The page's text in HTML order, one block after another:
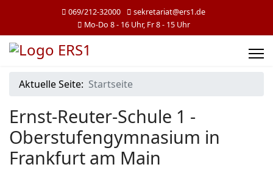
069/212-32000
sekretariat@ers1.de
Mo-Do 8 - 16 Uhr, Fr 8 - 15 Uhr
Aktuelle Seite: Startseite
Ernst-Reuter-Schule 1 -
Oberstufengymnasium in
Frankfurt am Main